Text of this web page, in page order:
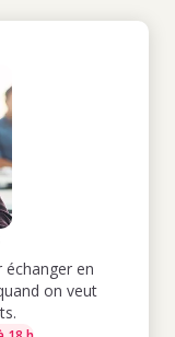
en
on veut